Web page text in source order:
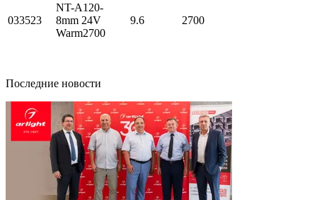
033523
NT-A120-
8mm 24V
Warm2700
9.6 2700
Последние новости